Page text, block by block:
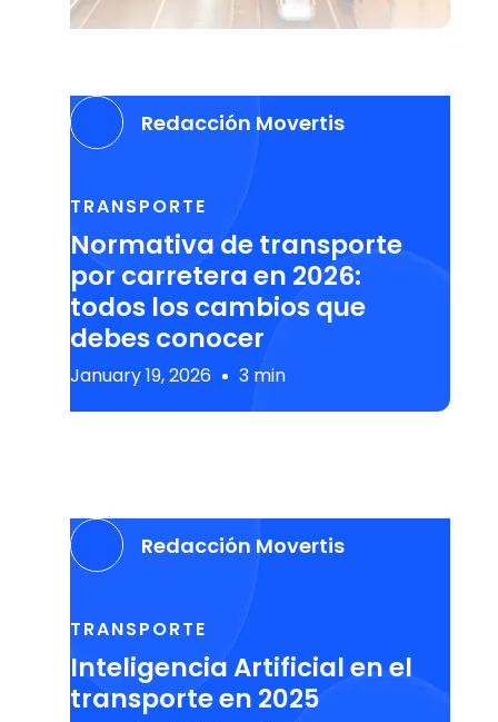
Redacción Movertis
TRANSPORTE
Normativa de transporte
por carretera en 2026:
todos los cambios que
debes conocer
January 19, 2026 3 min
Redacción Movertis
TRANSPORTE
Inteligencia Artificial en el
transporte en 2025